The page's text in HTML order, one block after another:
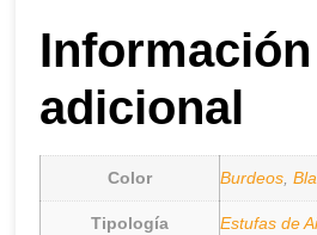
Información
adicional
Color Burdeos ,
Tipología Estufas de